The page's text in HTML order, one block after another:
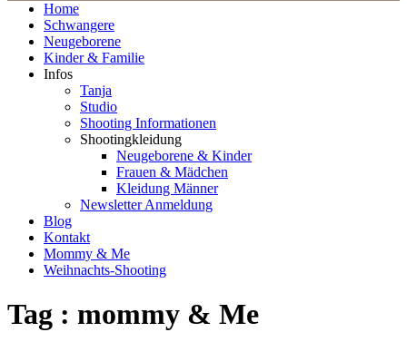
Home
Schwangere
Neugeborene
Kinder & Familie
Infos
Tanja
Studio
Shooting Informationen
Shootingkleidung
Neugeborene & Kinder
Frauen & Mädchen
Kleidung Männer
Newsletter Anmeldung
Blog
Kontakt
Mommy & Me
Weihnachts-Shooting
Tag : mommy & Me